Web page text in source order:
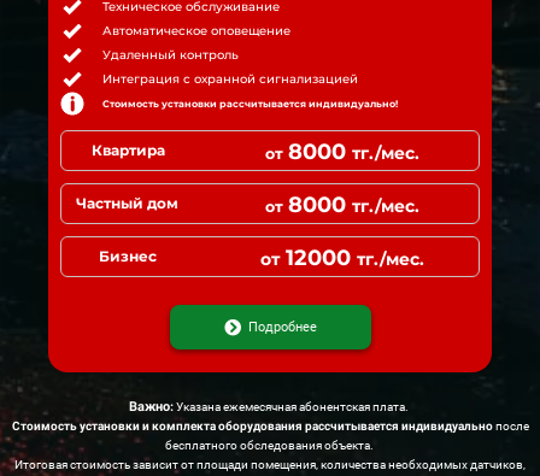
Техническое обслуживание
Автоматическое оповещение
Удаленный контроль
Интеграция с охранной сигнализацией
Стоимость установки рассчитывается индивидуально!
Квартира от 8000 тг./мес.
Частный дом от 8000 тг./мес.
Бизнес от12000 тг./мес.
Подробнее
Важно:Указана ежемесячная абонентская плата.
Стоимость установки и комплекта оборудования рассчитывается индивидуальнопосле
бесплатного обследования объекта.
Итоговая стоимость зависит от площади помещения, количества необходимых датчиков,